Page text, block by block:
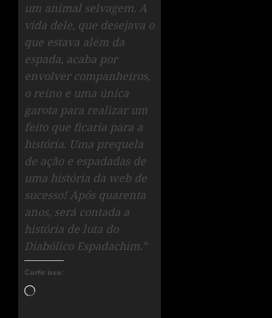
um animal selvagem. A
vida dele, que desejava o
que estava além da
espada, acaba por
envolver companheiros,
o reino e uma única
garota para realizar um
feito que ficaria para a
história. Uma prequela
de ação e espadadas de
uma história da web de
sucesso! Após quarenta
anos, será contada a
história de luta do
Diabólico Espadachim.”
Curtir isso: